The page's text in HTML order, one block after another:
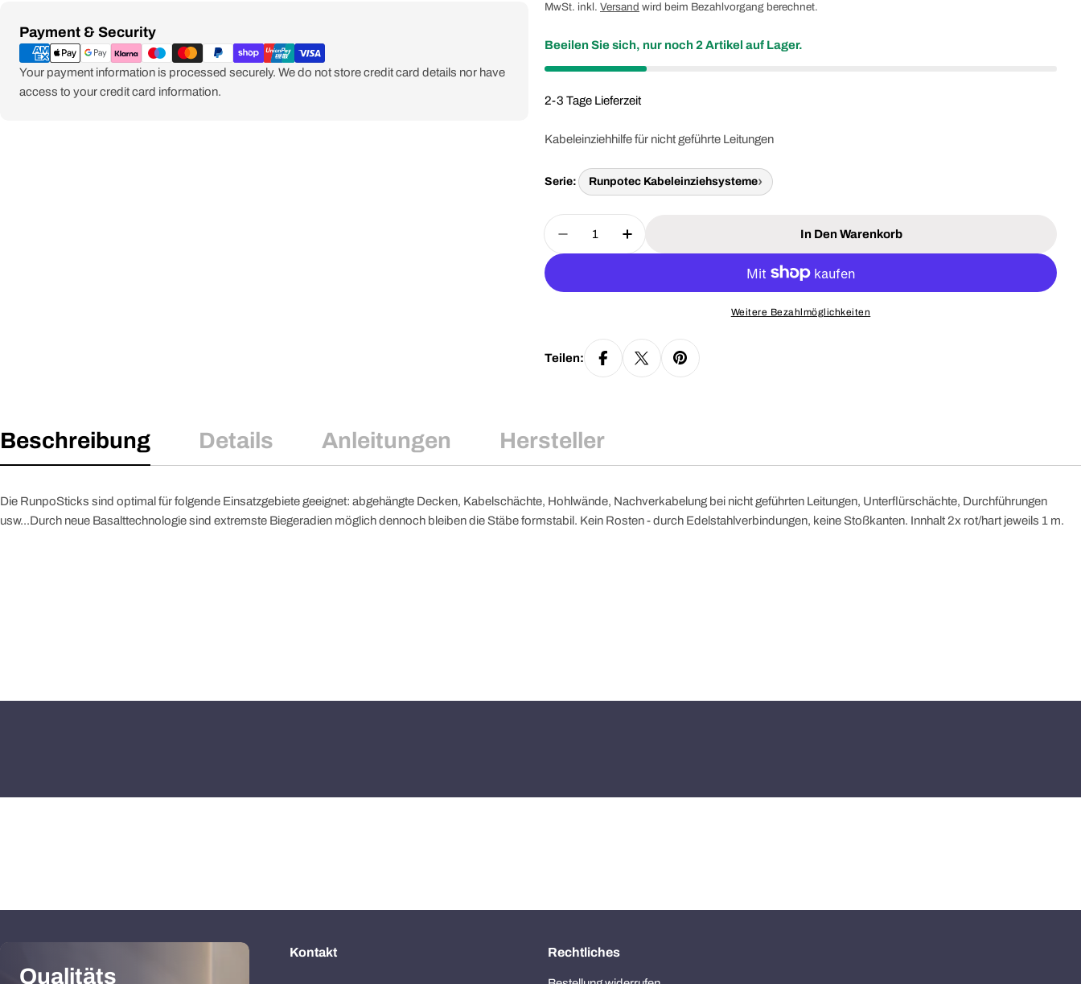
Payment & Security
Zahlungsmethoden
Your payment information is processed securely. We do not store credit card details nor have
access to your credit card information.
Preis
MwSt. inkl. Versand wird beim Bezahlvorgang berechnet.
Beeilen Sie sich, nur noch2Artikel auf Lager.
2-3 Tage Lieferzeit
Kabeleinziehhilfe für nicht geführte Leitungen
Serie: Runpotec Kabeleinziehsysteme
Menge
Menge Für RUNPOTEC 10045 RUNPOSTICKS Rot (hart) - 2 X 1 M
Menge Für RUNPOTEC 10045 RUNPOSTICKS Rot (hart) - 2 X 1
In Den Warenkorb
Weitere Bezahlmöglichkeiten
Teilen:
Beschreibung Details Anleitungen Hersteller
Die RunpoSticks sind optimal für folgende Einsatzgebiete geeignet: abgehängte Decken, Kabelschächte, Hohlwände, Nachverkabelung bei nicht geführten Leitungen, Unterflürschächte, Durchführungen
usw...Durch neue Basalttechnologie sind extremste Biegeradien möglich dennoch bleiben die Stäbe formstabil. Kein Rosten - durch Edelstahlverbindungen, keine Stoßkanten. Innhalt 2x rot/hart jeweils 1 m.
Qualitäts
Kontakt Rechtliches